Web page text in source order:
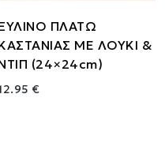
ΠΛΑΤΩ
ΜΕ ΛΟΥΚΙ &
(24×24cm)
€